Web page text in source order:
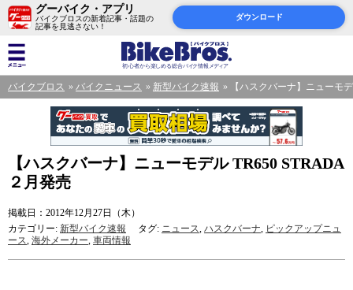
グーバイク・アプリ
バイクブロスの新着記事・話題の
記事を見逃さない！
ダウンロード
バイクブロス バイクニュース 新型バイク速報 【ハスクバーナ】ニューモ
【ハスクバーナ】ニューモデル TR650 STRADA
２月発売
掲載日：2012年12月27日（木）
カテゴリー: 新型バイク速報 タグ: ニュース, ハスクバーナ, ピックアップニュ
ース, 海外メーカー, 車両情報